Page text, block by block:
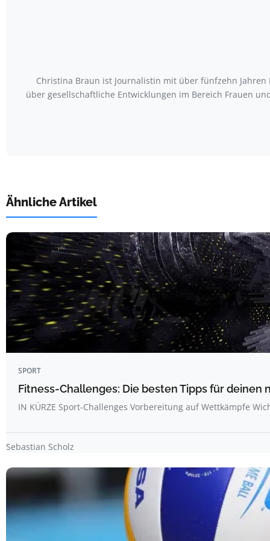
Christina Braun ist Journalistin mit über fünfzehn
über gesellschaftliche Entwicklungen im Bereich Frauen
Ähnliche Artikel
SPORT
Fitness-Challenges: Die besten Tipps für deinen
IN KÜRZE Sport-Challenges Vorbereitung auf Wettkämpfe
Sebastian Scholz